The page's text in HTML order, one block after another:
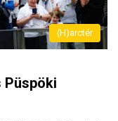
(H)arctér
Püspöki